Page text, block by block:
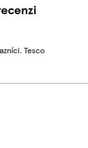
Tesco